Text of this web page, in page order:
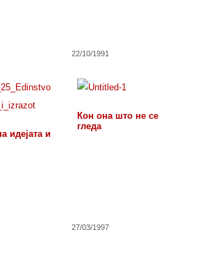
22/10/1991
идејата и
Кон она што не се
гледа
27/03/1997